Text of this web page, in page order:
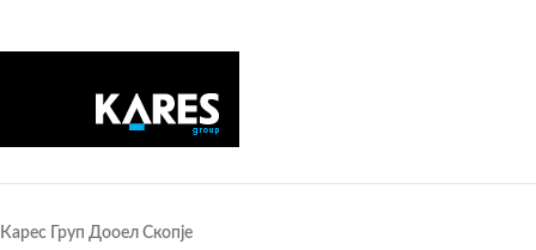
Карес Груп Дооел Скопје